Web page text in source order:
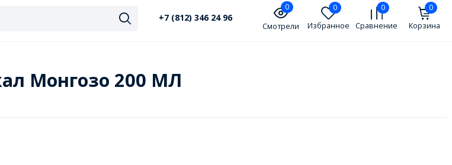
+7 (812) 346 24 96
0
Смотрели
0
Избранное
0
Сравнение
0
Корзина
Монгозо 200 МЛ